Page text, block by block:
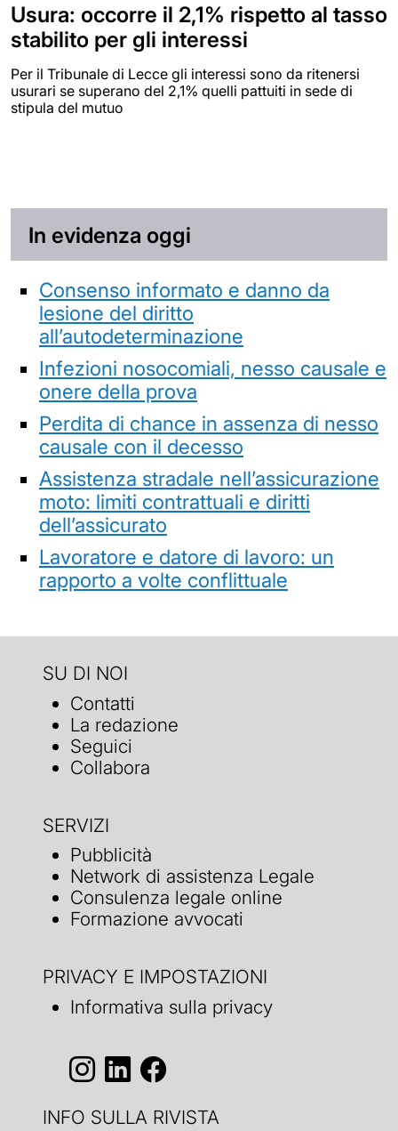
Usura: occorre il 2,1% rispetto al tasso
stabilito per gli interessi
Per il Tribunale di Lecce gli interessi sono da ritenersi
usurari se superano del 2,1% quelli pattuiti in sede di
stipula del mutuo
In evidenza oggi
Consenso informato e danno da
lesione del diritto
all’autodeterminazione
Infezioni nosocomiali, nesso causale e
onere della prova
Perdita di chance in assenza di nesso
causale con il decesso
Assistenza stradale nell’assicurazione
moto: limiti contrattuali e diritti
dell’assicurato
Lavoratore e datore di lavoro: un
rapporto a volte conflittuale
SU DI NOI
Contatti
La redazione
Seguici
Collabora
SERVIZI
Pubblicità
Network di assistenza Legale
Consulenza legale online
Formazione avvocati
PRIVACY E IMPOSTAZIONI
Informativa sulla privacy
INFO SULLA RIVISTA